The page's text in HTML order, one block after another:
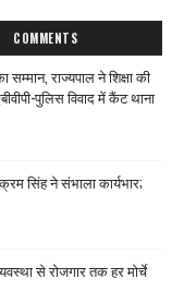
COMMENTS
सम्मान, राज्यपाल ने शिक्षा की
पुलिस विवाद में कैंट थाना
सिंह ने संभाला कार्यभार;
से रोजगार तक हर मोर्चे